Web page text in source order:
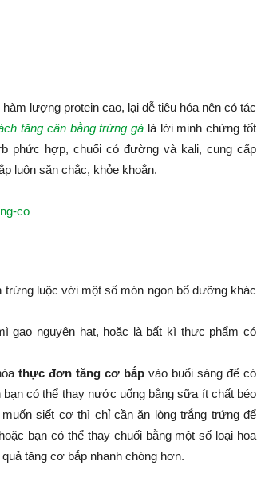
lượng protein cao, lại dễ tiêu hóa nên có tác
tăng cân bằng trứng gà là lời minh chứng tốt
phức hợp, chuối có đường và kali, cung cấp
luôn săn chắc, khỏe khoắn.
luộc với một số món ngon bổ dưỡng khác
gạo nguyên hạt, hoặc là bất kì thực phẩm có
thực đơn tăng cơ bắpvào buổi sáng để có
có thể thay nước uống bằng sữa ít chất béo
siết cơ thì chỉ cần ăn lòng trắng trứng để
bạn có thể thay chuối bằng một số loại hoa
tăng cơ bắp nhanh chóng hơn.